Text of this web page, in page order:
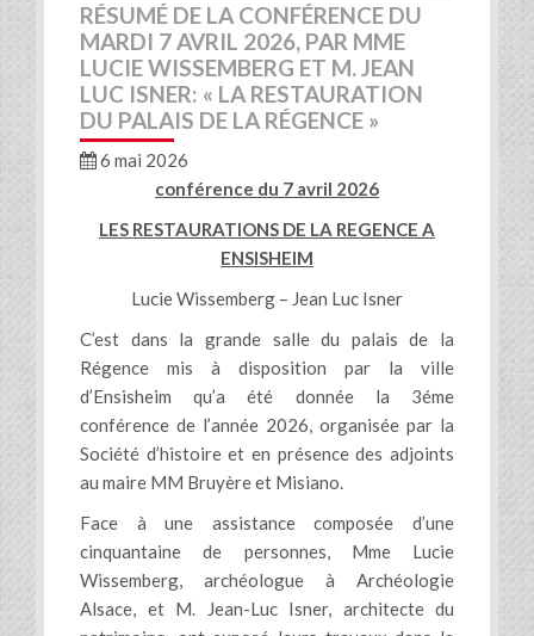
RÉSUMÉ DE LA CONFÉRENCE DU
MARDI 7 AVRIL 2026, PAR MME
LUCIE WISSEMBERG ET M. JEAN
LUC ISNER: « LA RESTAURATION
DU PALAIS DE LA RÉGENCE »
6 mai 2026
conférence du 7 avril 2026
LES RESTAURATIONS DE LA REGENCE A
ENSISHEIM
Lucie Wissemberg – Jean Luc Isner
C’est dans la grande salle du palais de la
Régence mis à disposition par la ville
d’Ensisheim qu’a été donnée la 3éme
conférence de l’année 2026, organisée par la
Société d’histoire et en présence des adjoints
au maire MM Bruyère et Misiano.
Face à une assistance composée d’une
cinquantaine de personnes, Mme Lucie
Wissemberg, archéologue à Archéologie
Alsace, et M. Jean-Luc Isner, architecte du